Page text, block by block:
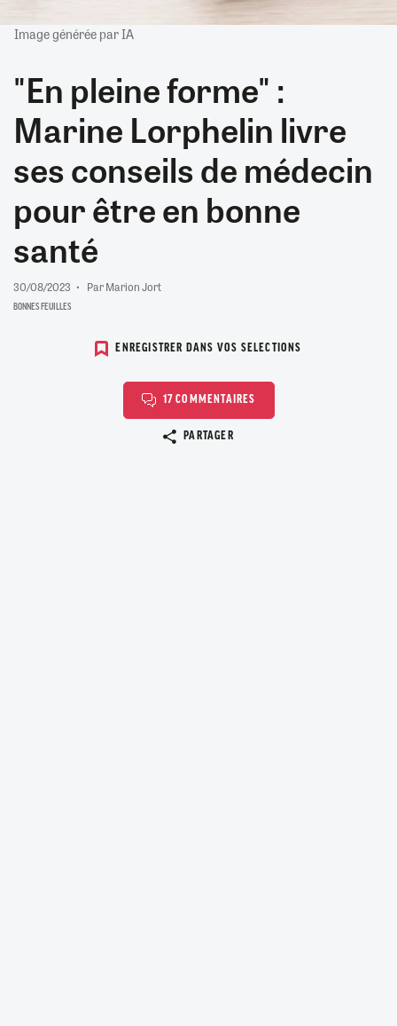
Image générée par IA
"En pleine forme" :
Marine Lorphelin livre
ses conseils de médecin
pour être en bonne
santé
30/08/2023 Par Marion Jort
BONNES FEUILLES
ENREGISTRER DANS VOS SELECTIONS
17 COMMENTAIRES
PARTAGER